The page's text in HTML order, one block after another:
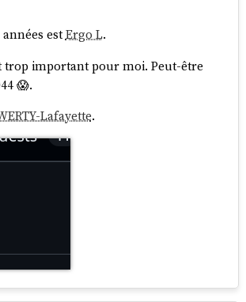
estErgo L.
trop important pour moi. Peut-être
😱.
Lafayette.